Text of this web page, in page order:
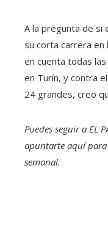
A la pregunta de si
su corta carrera en
en cuenta todas
en Turín, y contra
24 grandes, creo
Puedes seguir a EL
apuntarte aquí
semanal.